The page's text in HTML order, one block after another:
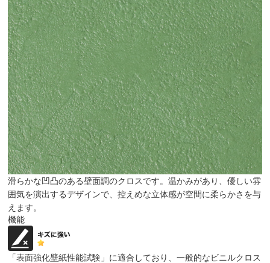
滑らかな凹凸のある壁面調のクロスです。温かみがあり、優しい雰
囲気を演出するデザインで、控えめな立体感が空間に柔らかさを与
えます。
機能
「表面強化壁紙性能試験」に適合しており、一般的なビニルクロス